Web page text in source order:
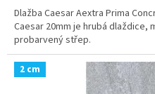
Dlažba Caesar Aextra Prima
Caesar 20mm je hrubá dlaždice,
probarvený střep.
2 cm